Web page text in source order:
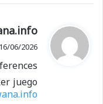
ي
ق
ل
16/06/2026 الساعة 17:21
juego